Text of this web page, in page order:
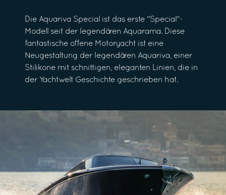
Die Aquariva Special ist das erste "Special"-
Modell seit der legendären Aquarama. Diese
fantastische offene Motoryacht ist eine
Neugestaltung der legendären Aquariva, einer
Stilikone mit schnittigen, eleganten Linien, die in
der Yachtwelt Geschichte geschrieben hat.